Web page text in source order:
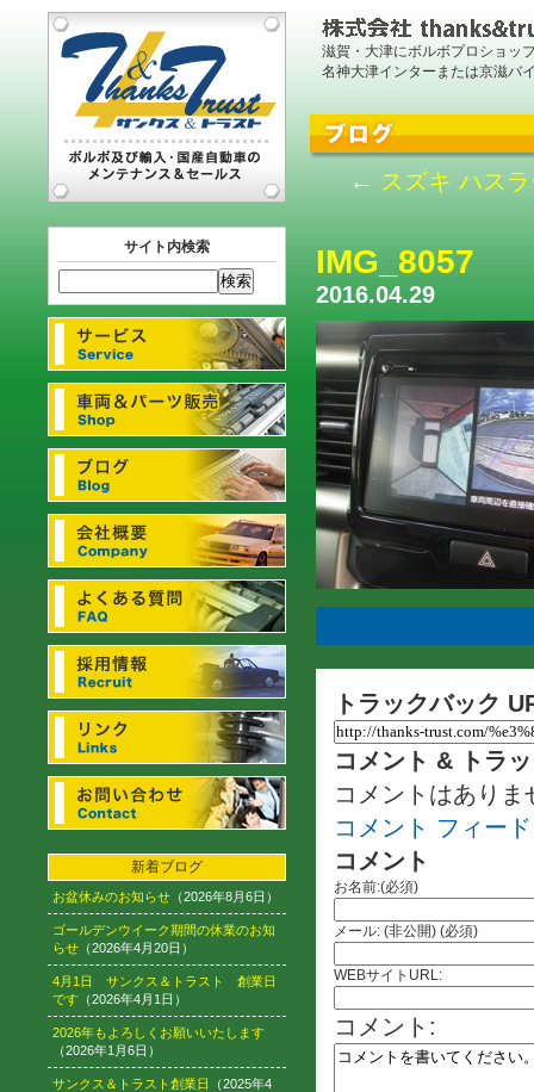
滋賀・大津にボルボプロショッ
名神大津インターまたは京滋バ
サイト内検索
新着ブログ
お盆休みのお知らせ （2026年8月6日）
ゴールデンウイーク期間の休業のお知
らせ （2026年4月20日）
4月1日 サンクス＆トラスト 創業日
です （2026年4月1日）
2026年もよろしくお願いいたします
（2026年1月6日）
サンクス＆トラスト創業日
（2025年4
← スズキ ハス
IMG_8057
2016.04.29
トラックバック
コメント & トラ
コメントはありま
コメント フィード
コメント
お名前:(必須)
メール: (非公開) (必須)
WEBサイトURL:
コメント: